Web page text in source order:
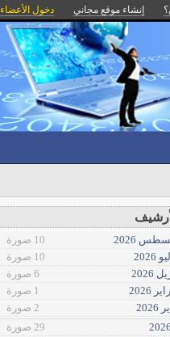
إنشاء موقع مجاني دخول الأعضاء
2026
10 صورة
2026
10 صورة
2026
6 صورة
2026
1 صورة
2 صورة
29 صورة